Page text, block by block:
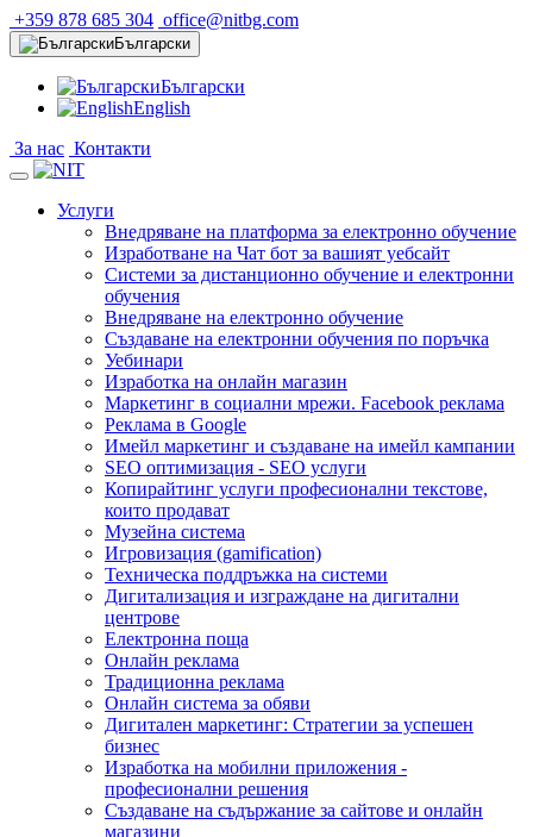
+359 878 685 304 office@nitbg.com
Български
Български
English
За нас Контакти
Услуги
Внедряване на платформа за електронно обучение
Изработване на Чат бот за вашият уебсайт
Системи за дистанционно обучение и електронни
обучения
Внедряване на електронно обучение
Създаване на електронни обучения по поръчка
Уебинари
Изработка на онлайн магазин
Маркетинг в социални мрежи. Facebook реклама
Реклама в Google
Имейл маркетинг и създаване на имейл кампании
SEO оптимизация - SEO услуги
Копирайтинг услуги професионални текстове,
които продават
Музейна система
Игровизация (gamification)
Техническа поддръжка на системи
Дигитализация и изграждане на дигитални
центрове
Електронна поща
Онлайн реклама
Традиционна реклама
Онлайн система за обяви
Дигитален маркетинг: Стратегии за успешен
бизнес
Изработка на мобилни приложения -
професионални решения
Създаване на съдържание за сайтове и онлайн
магазини